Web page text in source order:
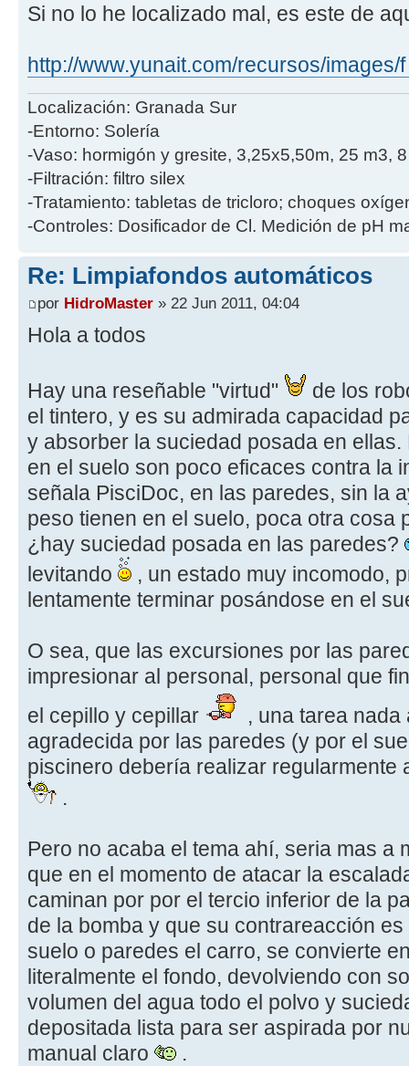
Si no lo he localizado mal, es este de
http://www.yunait.com/recursos/images/
Localización: Granada Sur
-Entorno: Solería
-Vaso: hormigón y gresite, 3,25x5,50m, 25 m3,
-Filtración: filtro silex
-Tratamiento: tabletas de tricloro; choques
-Controles: Dosificador de Cl. Medición de pH
Re: Limpiafondos automáticos
por HidroMaster » 22 Jun 2011, 04:04
Hola a todos
Hay una reseñable "virtud"
de los
el tintero, y es su admirada capacidad
y absorber la suciedad posada en
en el suelo son poco eficaces contra la
señala PisciDoc, en las paredes, sin la
peso tienen en el suelo, poca otra cosa
¿hay suciedad posada en las paredes?
levitando
, un estado muy incomodo,
lentamente terminar posándose en el
O sea, que las excursiones por las
impresionar al personal, personal que
el cepillo y cepillar
, una tarea
agradecida por las paredes (y por el
piscinero debería realizar regularmente
.
Pero no acaba el tema ahí, seria mas a
que en el momento de atacar la
caminan por por el tercio inferior de la
de la bomba y que su contrareacción
suelo o paredes el carro, se convierte
literalmente el fondo, devolviendo con
volumen del agua todo el polvo y
depositada lista para ser aspirada por
manual claro
.